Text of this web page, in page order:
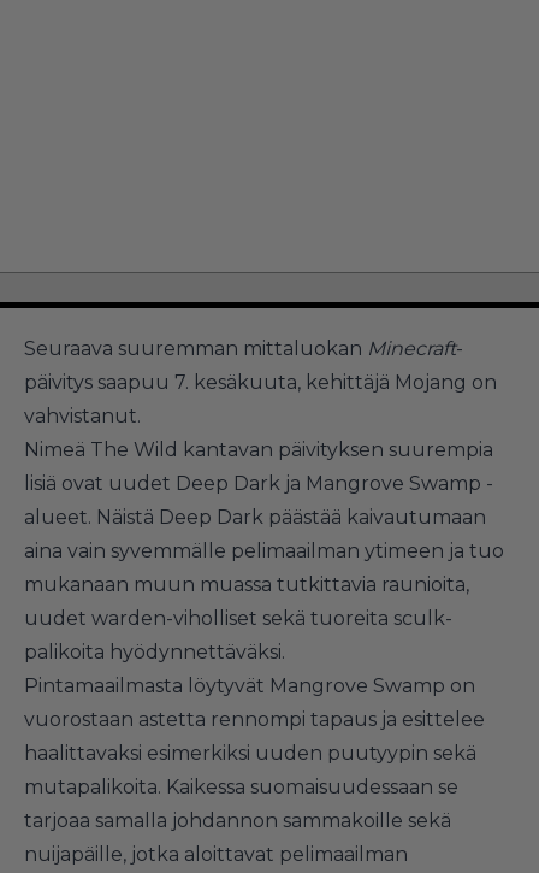
Seuraava suuremman mittaluokan Minecraft-
päivitys saapuu 7. kesäkuuta, kehittäjä Mojang on
vahvistanut.
Nimeä The Wild kantavan päivityksen suurempia
lisiä ovat uudet Deep Dark ja Mangrove Swamp -
alueet. Näistä Deep Dark päästää kaivautumaan
aina vain syvemmälle pelimaailman ytimeen ja tuo
mukanaan muun muassa tutkittavia raunioita,
uudet warden-viholliset sekä tuoreita sculk-
palikoita hyödynnettäväksi.
Pintamaailmasta löytyvät Mangrove Swamp on
vuorostaan astetta rennompi tapaus ja esittelee
haalittavaksi esimerkiksi uuden puutyypin sekä
mutapalikoita. Kaikessa suomaisuudessaan se
tarjoaa samalla johdannon sammakoille sekä
nuijapäille, jotka aloittavat pelimaailman